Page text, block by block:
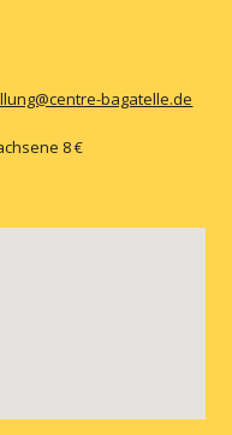
bagatelle.de
8 €